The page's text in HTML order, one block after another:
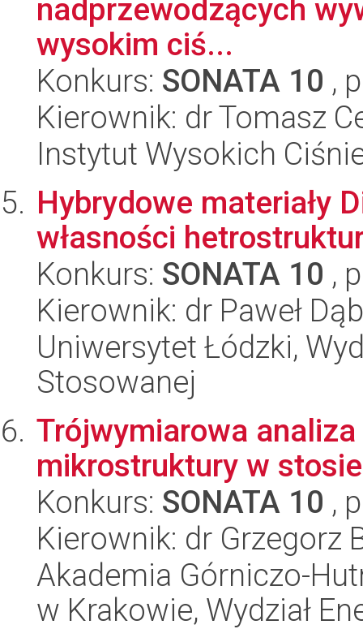
nadprzewodzących
wysokim ciś...
Konkurs: SONATA 10 ,
Kierownik: dr Tomasz
Instytut Wysokich
Hybrydowe materiały
własności
Konkurs: SONATA 10 ,
Kierownik: dr Paweł
Uniwersytet Łódzki,
Stosowanej
Trójwymiarowa
mikrostruktury w
Konkurs: SONATA 10 ,
Kierownik: dr Grzegorz
Akademia Górniczo-
w Krakowie, Wydział